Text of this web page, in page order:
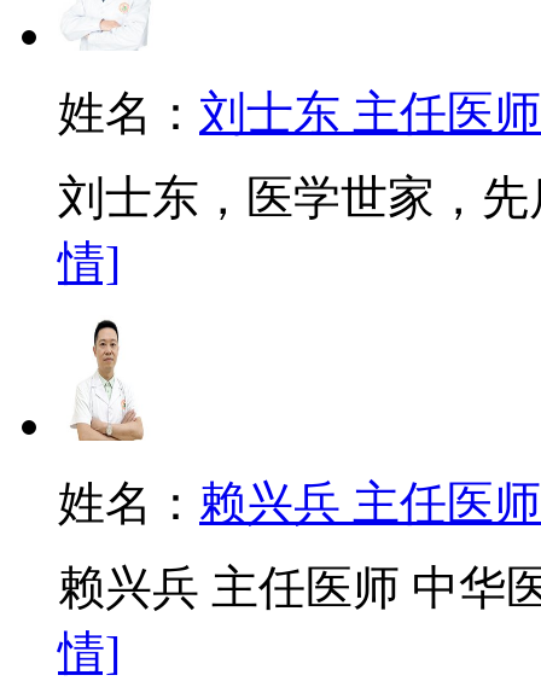
姓名： 刘士东 主任医师
刘士东，医学世家，
情]
姓名： 赖兴兵 主任医师
赖兴兵 主任医师 中华
情]